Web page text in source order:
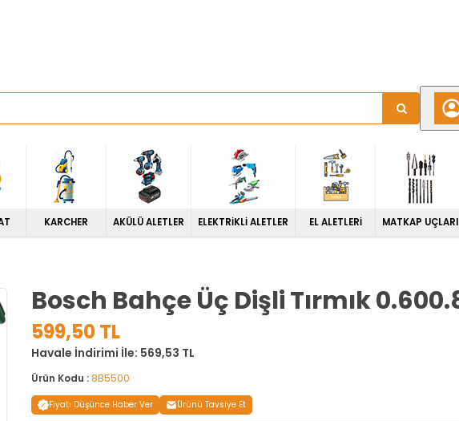
MATKAP UÇLARI
EL ALETLERİ
ELEKTRİKLİ ALETLER
AKÜLÜ ALETLER
KARCHER
Bosch Bahçe Üç Dişli Tırmık
599,50 TL
Havale İndirimi İle: 569,53 TL
Ürün Kodu :8B5500
Fiyatı Düşünce Haber Ver Ürünü Tavsiye Et